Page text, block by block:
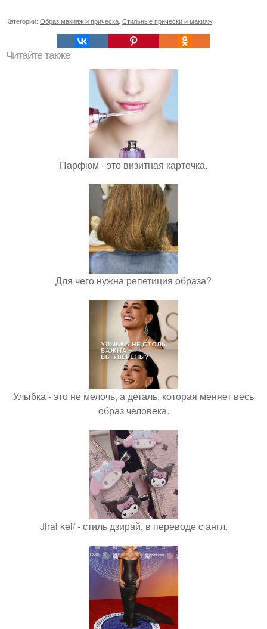
Категории: Образ макияж и прическа Стильные прически и макияж
Читайте также
Парфюм - это визитная карточка.
Для чего нужна репетиция образа?
Улыбка - это не мелочь, а деталь, которая меняет весь
образ человека.
Jirai kei/ - стиль дзирай, в переводе с англ.